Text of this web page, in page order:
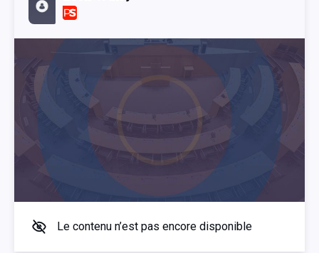
Le contenu n’est pas encore disponible